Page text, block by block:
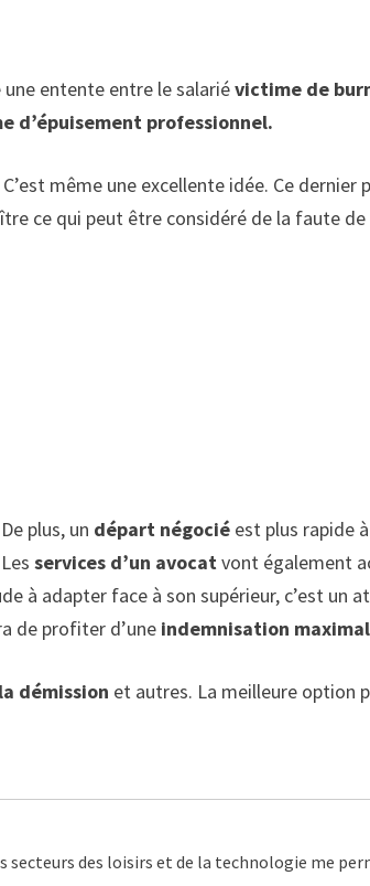
entente entre le salariévictime de
d’épuisement professionnel.
C’est même une excellente idée. Ce
ce qui peut être considéré de la faute
plus, un départ négocié est plus rapide
services d’un avocatvont également
à adapter face à son supérieur, c’est un
de profiter d’une indemnisation
la démission et autres. La meilleure option
des loisirs et de la technologie me